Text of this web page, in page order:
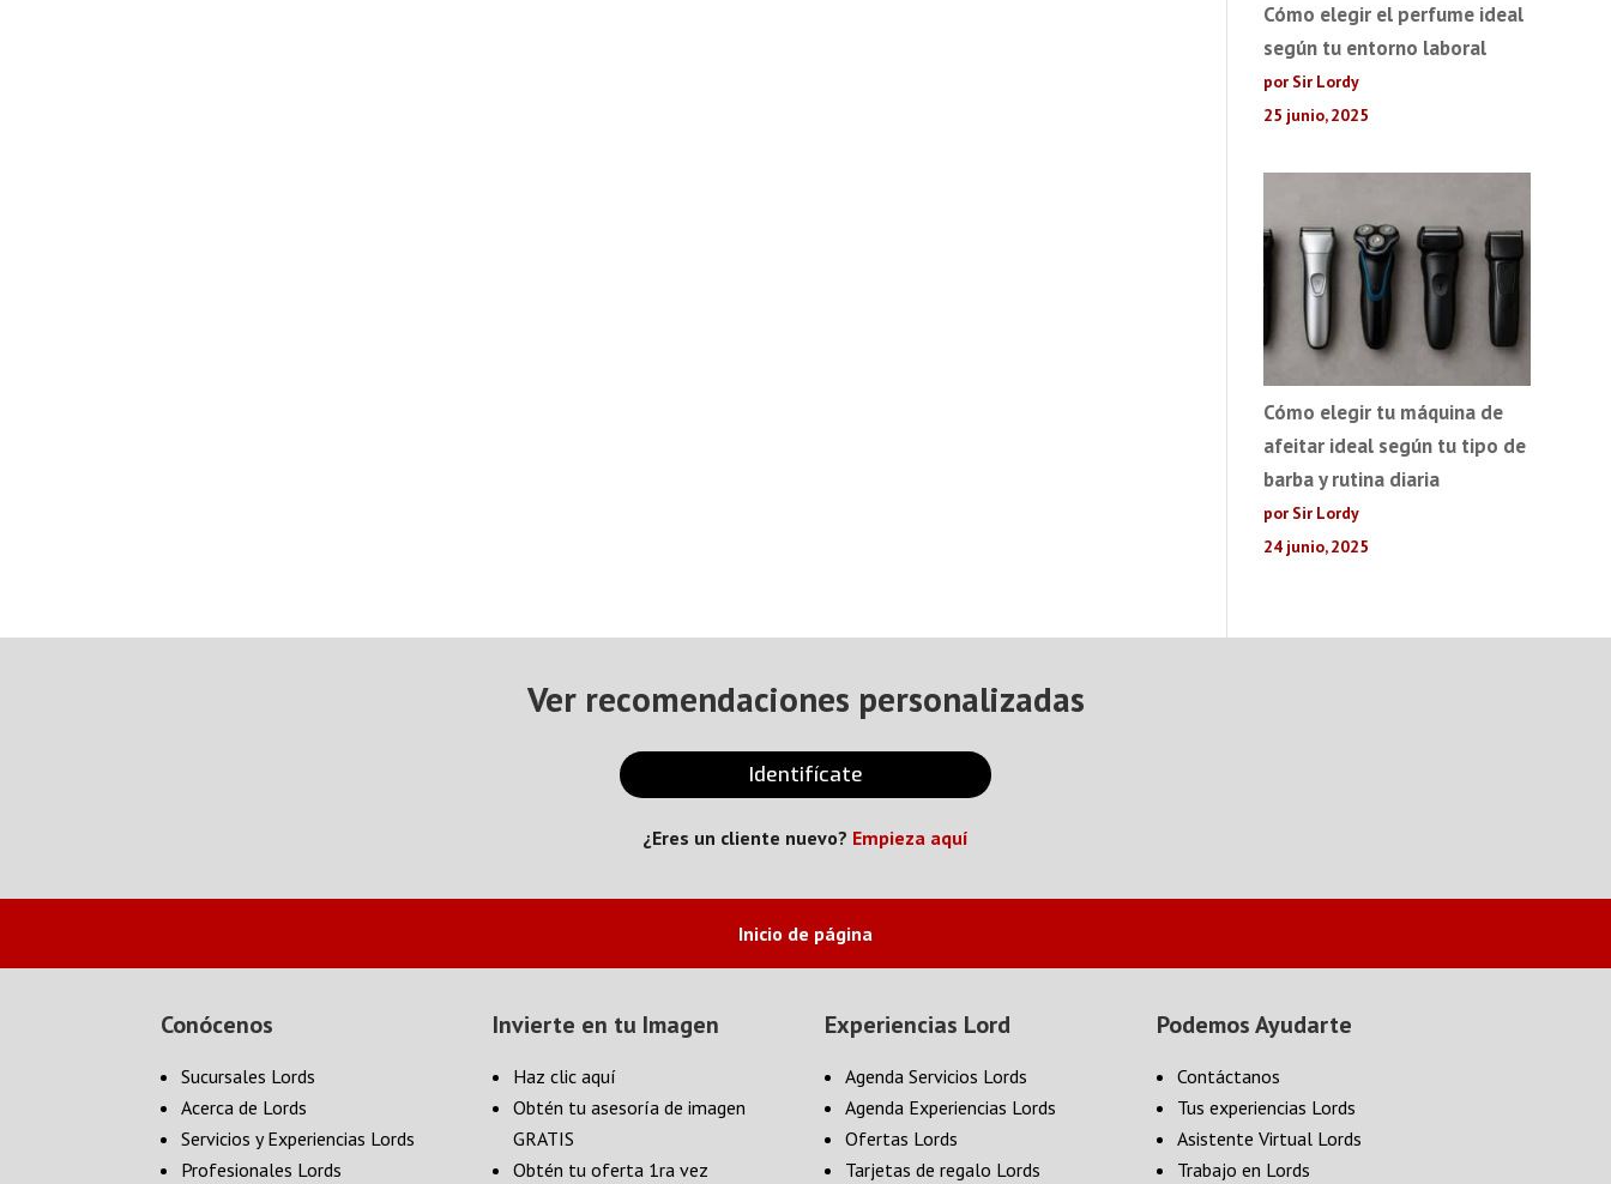
Cómo elegir el perfume ideal
según tu entorno laboral
por Sir Lordy
25 junio, 2025
Cómo elegir tu máquina de
afeitar ideal según tu tipo de
barba y rutina diaria
por Sir Lordy
24 junio, 2025
Ver recomendaciones personalizadas
Identifícate
¿Eres un cliente nuevo? Empieza aquí
Inicio de página
Conócenos
Sucursales Lords
Acerca de Lords
Servicios y Experiencias Lords
Profesionales Lords
Invierte en tu Imagen
Haz clic aquí
Obtén tu asesoría de imagen
GRATIS
Obtén tu oferta 1ra vez
Experiencias Lord
Agenda Servicios Lords
Agenda Experiencias Lords
Ofertas Lords
Tarjetas de regalo Lords
Podemos Ayudarte
Contáctanos
Tus experiencias Lords
Asistente Virtual Lords
Trabajo en Lords